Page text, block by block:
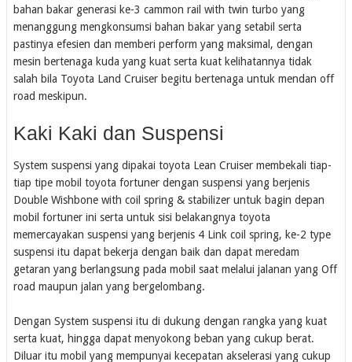
bahan bakar generasi ke-3 cammon rail with twin turbo yang
menanggung mengkonsumsi bahan bakar yang setabil serta
pastinya efesien dan memberi perform yang maksimal, dengan
mesin bertenaga kuda yang kuat serta kuat kelihatannya tidak
salah bila Toyota Land Cruiser begitu bertenaga untuk mendan off
road meskipun.
Kaki Kaki dan Suspensi
System suspensi yang dipakai toyota Lean Cruiser membekali tiap-
tiap tipe mobil toyota fortuner dengan suspensi yang berjenis
Double Wishbone with coil spring & stabilizer untuk bagin depan
mobil fortuner ini serta untuk sisi belakangnya toyota
memercayakan suspensi yang berjenis 4 Link coil spring, ke-2 type
suspensi itu dapat bekerja dengan baik dan dapat meredam
getaran yang berlangsung pada mobil saat melalui jalanan yang Off
road maupun jalan yang bergelombang.
Dengan System suspensi itu di dukung dengan rangka yang kuat
serta kuat, hingga dapat menyokong beban yang cukup berat.
Diluar itu mobil yang mempunyai kecepatan akselerasi yang cukup